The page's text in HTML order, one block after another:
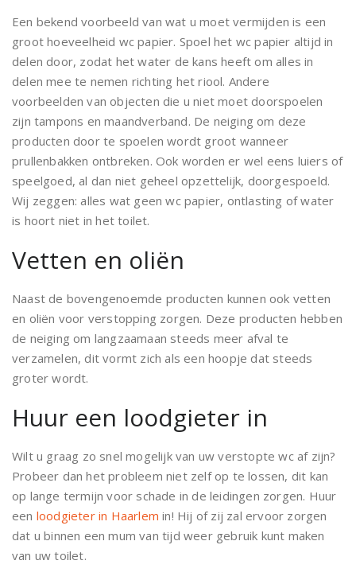
Een bekend voorbeeld van wat u moet vermijden is een
groot hoeveelheid wc papier. Spoel het wc papier altijd in
delen door, zodat het water de kans heeft om alles in
delen mee te nemen richting het riool. Andere
voorbeelden van objecten die u niet moet doorspoelen
zijn tampons en maandverband. De neiging om deze
producten door te spoelen wordt groot wanneer
prullenbakken ontbreken. Ook worden er wel eens luiers of
speelgoed, al dan niet geheel opzettelijk, doorgespoeld.
Wij zeggen: alles wat geen wc papier, ontlasting of water
is hoort niet in het toilet.
Vetten en oliën
Naast de bovengenoemde producten kunnen ook vetten
en oliën voor verstopping zorgen. Deze producten hebben
de neiging om langzaamaan steeds meer afval te
verzamelen, dit vormt zich als een hoopje dat steeds
groter wordt.
Huur een loodgieter in
Wilt u graag zo snel mogelijk van uw verstopte wc af zijn?
Probeer dan het probleem niet zelf op te lossen, dit kan
op lange termijn voor schade in de leidingen zorgen. Huur
een loodgieter in Haarlem in! Hij of zij zal ervoor zorgen
dat u binnen een mum van tijd weer gebruik kunt maken
van uw toilet.